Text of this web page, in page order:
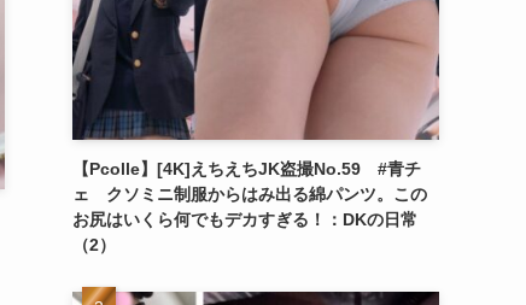
【Pcolle】[4K]えちえちJK盗撮No.59 #青チ
ェ クソミニ制服からはみ出る綿パンツ。この
お尻はいくら何でもデカすぎる！：DKの日常
（2）